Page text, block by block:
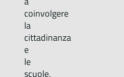
coinvolgere
la
cittadinanza
e
le
scuole,